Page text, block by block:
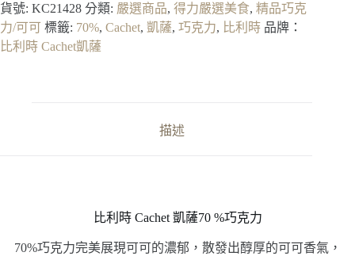
時
Cachet
凱
薩
貨號: KC21428 分類: 嚴選商品, 得力嚴選美食, 精品巧克
力/可可 標籤: 70%, Cachet, 凱薩, 巧克力, 比利時 品牌：
比利時 Cachet凱薩
描述
比利時 Cachet 凱薩70 %巧克力
70%巧克力完美展現可可的濃郁，散發出醇厚的可可香氣，